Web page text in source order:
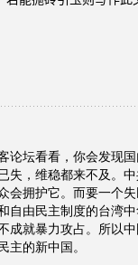
论坛看看，你会发现
失，维稳都来不及。
会拥护它。而要一个
自由民主制度的台湾
成就暴力攻占。所以
主的新中国。